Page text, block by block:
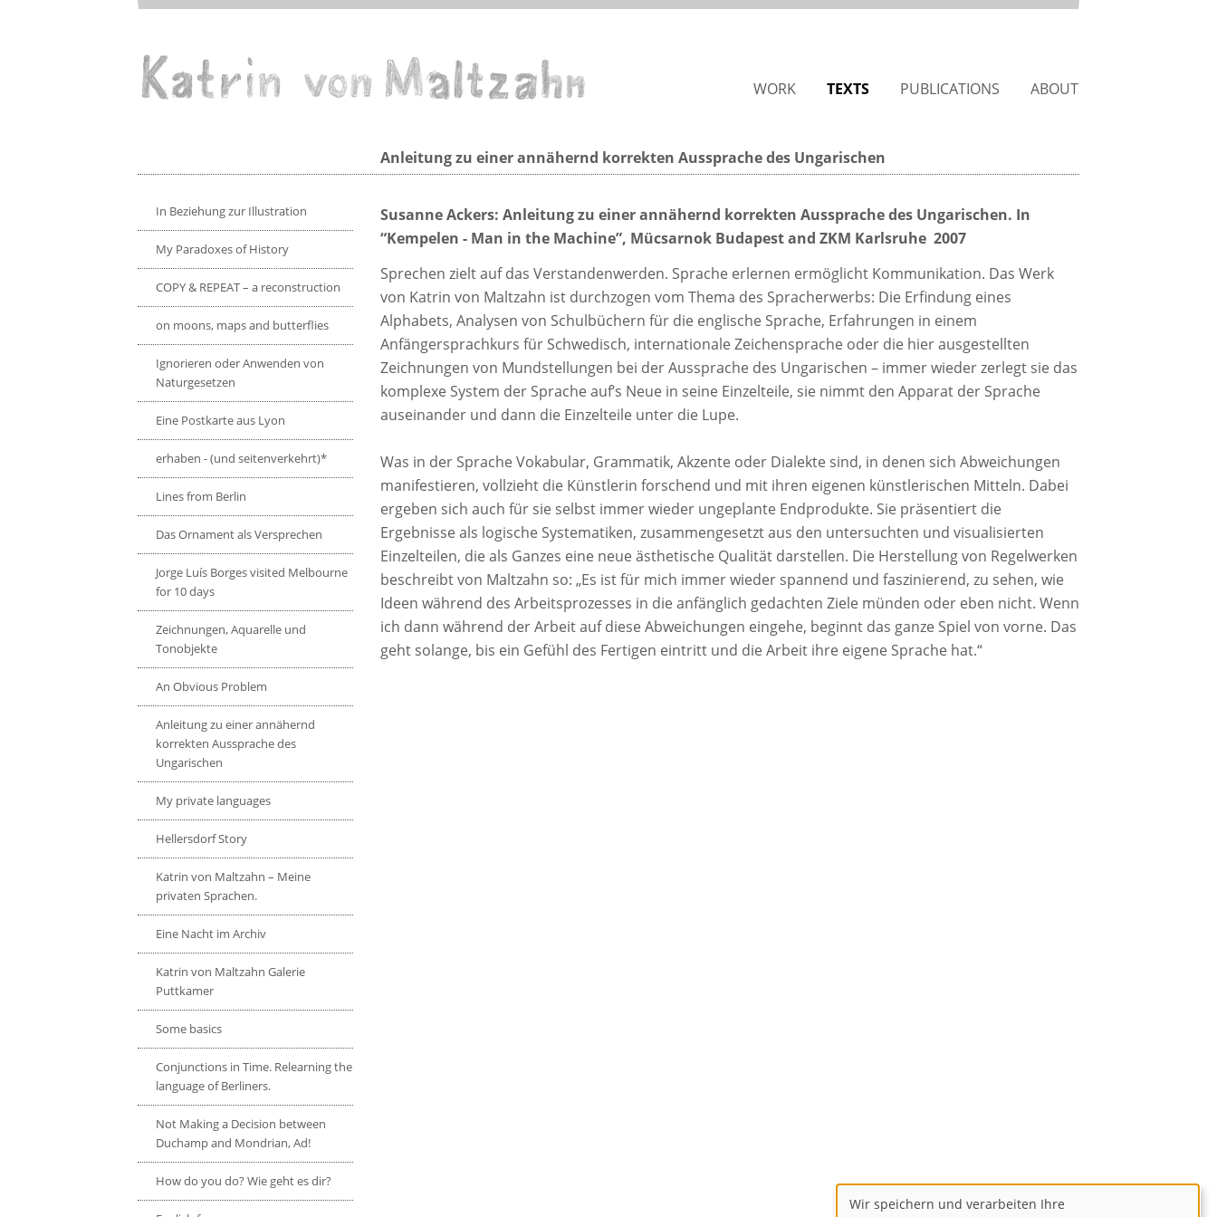
WORK
TEXTS PUBLICATIONS ABOUT
Anleitung zu einer annähernd korrekten Aussprache des Ungarischen
In Beziehung zur Illustration
My Paradoxes of History
COPY & REPEAT – a reconstruction
on moons, maps and butterflies
Ignorieren oder Anwenden von
Naturgesetzen
Eine Postkarte aus Lyon
erhaben - (und seitenverkehrt)*
Lines from Berlin
Das Ornament als Versprechen
Jorge Luís Borges visited Melbourne
for 10 days
Zeichnungen, Aquarelle und
Tonobjekte
An Obvious Problem
Anleitung zu einer annähernd
korrekten Aussprache des
Ungarischen
My private languages
Hellersdorf Story
Katrin von Maltzahn – Meine
privaten Sprachen.
Eine Nacht im Archiv
Katrin von Maltzahn Galerie
Puttkamer
Some basics
Conjunctions in Time. Relearning the
language of Berliners.
Not Making a Decision between
Duchamp and Mondrian, Ad!
How do you do? Wie geht es dir?
Susanne Ackers: Anleitung zu einer annähernd korrekten Aussprache des Ungarischen. In
“Kempelen - Man in the Machine”, Mücsarnok Budapest and ZKM Karlsruhe 2007
Sprechen zielt auf das Verstandenwerden. Sprache erlernen ermöglicht Kommunikation. Das Werk
von Katrin von Maltzahn ist durchzogen vom Thema des Spracherwerbs: Die Erfindung eines
Alphabets, Analysen von Schulbüchern für die englische Sprache, Erfahrungen in einem
Anfängersprachkurs für Schwedisch, internationale Zeichensprache oder die hier ausgestellten
Zeichnungen von Mundstellungen bei der Aussprache des Ungarischen – immer wieder zerlegt sie das
komplexe System der Sprache auf’s Neue in seine Einzelteile, sie nimmt den Apparat der Sprache
auseinander und dann die Einzelteile unter die Lupe.
Was in der Sprache Vokabular, Grammatik, Akzente oder Dialekte sind, in denen sich Abweichungen
manifestieren, vollzieht die Künstlerin forschend und mit ihren eigenen künstlerischen Mitteln. Dabei
ergeben sich auch für sie selbst immer wieder ungeplante Endprodukte. Sie präsentiert die
Ergebnisse als logische Systematiken, zusammengesetzt aus den untersuchten und visualisierten
Einzelteilen, die als Ganzes eine neue ästhetische Qualität darstellen. Die Herstellung von Regelwerken
beschreibt von Maltzahn so: „Es ist für mich immer wieder spannend und faszinierend, zu sehen, wie
Ideen während des Arbeitsprozesses in die anfänglich gedachten Ziele münden oder eben nicht. Wenn
ich dann während der Arbeit auf diese Abweichungen eingehe, beginnt das ganze Spiel von vorne. Das
geht solange, bis ein Gefühl des Fertigen eintritt und die Arbeit ihre eigene Sprache hat.“
Verwendung
Wir speichern und verarbeiten Ihre